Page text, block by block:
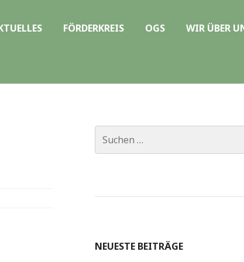
FÖRDERKREIS OGS WIR ÜBER
nach:
NEUESTE BEITRÄGE